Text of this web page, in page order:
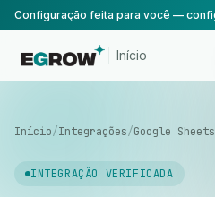
Início
Início/Integrações/Google Sheets
INTEGRAÇÃO VERIFICADA